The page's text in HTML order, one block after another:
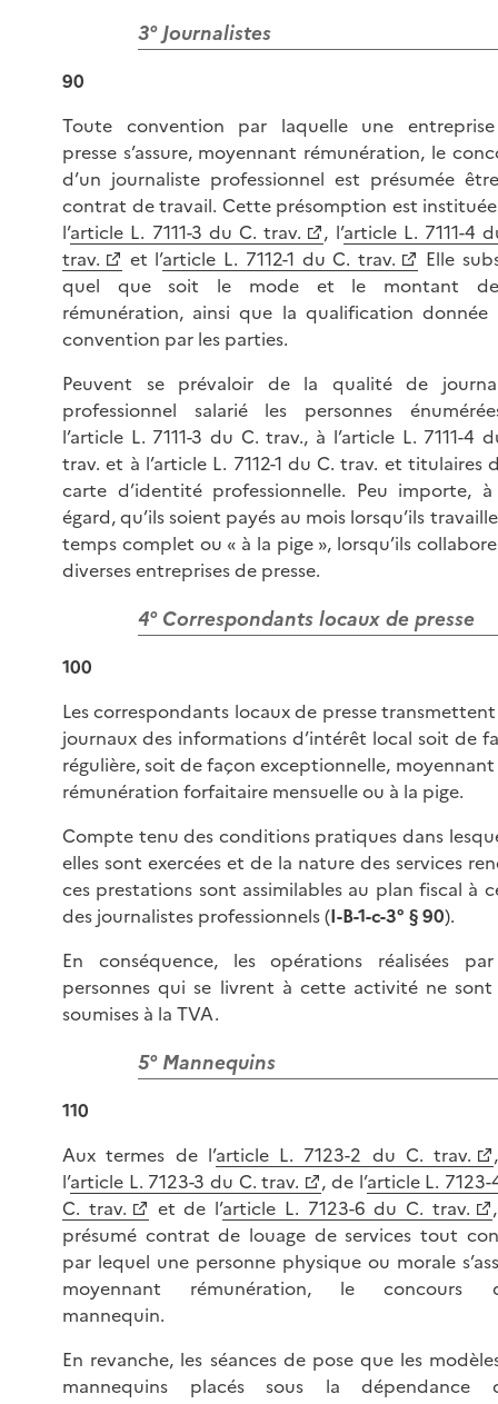
3° Journalistes
90
Toute convention par laquelle une
presse s’assure, moyennant rémunération, le
d’un journaliste professionnel est présumée
contrat de travail. Cette présomption est
l’article L. 7111-3 du C. trav. , l’article L. 7111-4
trav.
et l’article L. 7112-1 du C. trav.
Elle
quel que soit le mode et le montant
rémunération, ainsi que la qualification donnée
convention par les parties.
Peuvent se prévaloir de la qualité de
professionnel salarié les personnes
l’article L. 7111-3 du C. trav., à l’article L. 7111-4
trav. et à l’article L. 7112-1 du C. trav. et titulaires
carte d’identité professionnelle. Peu importe,
égard, qu’ils soient payés au mois lorsqu’ils
temps complet ou « à la pige », lorsqu’ils
diverses entreprises de presse.
4° Correspondants locaux de presse
100
Les correspondants locaux de presse
journaux des informations d’intérêt local soit de
régulière, soit de façon exceptionnelle,
rémunération forfaitaire mensuelle ou à la pige.
Compte tenu des conditions pratiques dans
elles sont exercées et de la nature des services
ces prestations sont assimilables au plan fiscal à
des journalistes professionnels (I-B-1-c-3° § 90).
En conséquence, les opérations réalisées
personnes qui se livrent à cette activité ne sont
soumises à la TVA.
5° Mannequins
110
Aux termes de l’article L. 7123-2 du C. trav.
l’article L. 7123-3 du C. trav. , de l’article L.
C. trav.
et de l’article L. 7123-6 du C. trav.
présumé contrat de louage de services tout
par lequel une personne physique ou morale
moyennant rémunération, le concours
mannequin.
En revanche, les séances de pose que les
mannequins placés sous la dépendance